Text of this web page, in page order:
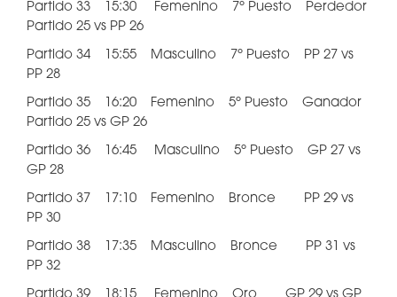
Partido 33 15:30 Femenino 7º Puesto Perdedor
Partido 25 vs PP 26
Partido 34 15:55 Masculino 7º Puesto PP 27 vs
PP 28
Partido 35 16:20 Femenino 5º Puesto Ganador
Partido 25 vs GP 26
Partido 36 16:45 Masculino 5º Puesto GP 27 vs
GP 28
Partido 37 17:10 Femenino Bronce PP 29 vs
PP 30
Partido 38 17:35 Masculino Bronce PP 31 vs
PP 32